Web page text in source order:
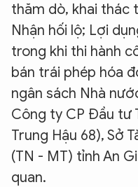
thăm dò, khai thác
Nhận hối lộ; Lợi
trong khi thi hành
bán trái phép hóa
ngân sách Nhà
Công ty CP Đầu tư
Trung Hậu 68), Sở
(TN - MT) tỉnh An
quan.